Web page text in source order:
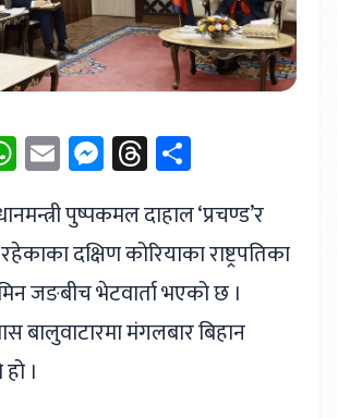
WhatsApp
EmailMessenger
Threads
पुष्पकमल दाहाल ‘प्रचण्ड’र
दक्षिण कोरियाका राष्ट्रपतिका
जङबीच भेटवार्ता भएको छ ।
बालुवाटारमा मंगलबार बिहान
।